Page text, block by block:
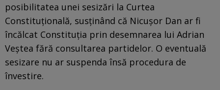
posibilitatea unei sesizări la Curtea
Constituțională, susținând că Nicușor Dan ar fi
încălcat Constituția prin desemnarea lui Adrian
Veștea fără consultarea partidelor. O eventuală
sesizare nu ar suspenda însă procedura de
învestire.